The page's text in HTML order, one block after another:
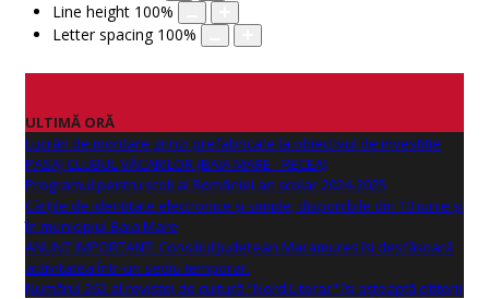
Line height 100%
Letter spacing 100%
ULTIMĂ ORĂ
Lucrări de montare grinzi prefabricate la obiectivul de investitie
PASAJ CLUBUL VĂCARILOR (BAIA MARE - RECEA)
Programul pentru școli al României an școlar 2024-2025
Cărțile de identitate electronice și simple, disponibile din 10 iunie și
în municipiul Baia Mare
ANUNŢ IMPORTANT! Consiliul Județean Maramureș își desfășoară
activitatea într-un sediu temporar.
Numărul 262 al revistei de cultură "Nord Literar" își așteaptă cititorii